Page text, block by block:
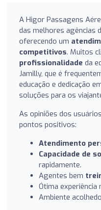
A Higor Passagens
das melhores agências
oferecendo um
competitivos. Muitos
profissionalidade da
Jamilly, que é
educação e dedicação
soluções para os
As opiniões dos
pontos positivos:
Atendimento
Capacidade de
rapidamente.
Agentes bem
Ótima experiência
Ambiente